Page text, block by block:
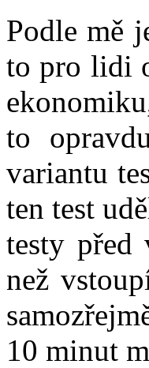
Podle mě
to pro lidi
to
variantu
ten test
testy před
než
10 minut